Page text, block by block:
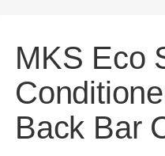
MKS Eco
Back Bar